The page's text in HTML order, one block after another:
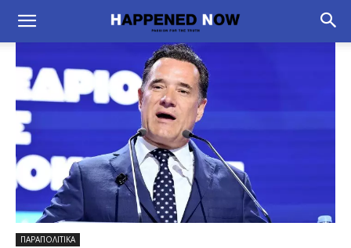
ΠΑΡΑΠΟΛΙΤΙΚΑ